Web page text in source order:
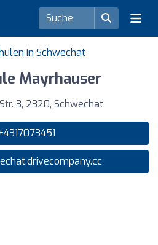
in Schwechat
Mayrhauser
3, 2320, Schwechat